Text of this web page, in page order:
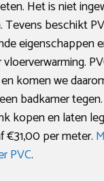
Het is niet
Tevens beschikt
eigenschappen
komen we
badkamer
kopen en laten
€31,00 per meter.
PVC.